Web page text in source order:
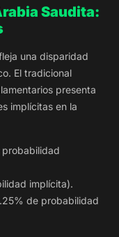
Saudita:
una disparidad
El tradicional
presenta
implícitas en la
probabilidad
implícita).
de probabilidad